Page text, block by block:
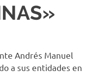
Andrés Manuel
a sus entidades en